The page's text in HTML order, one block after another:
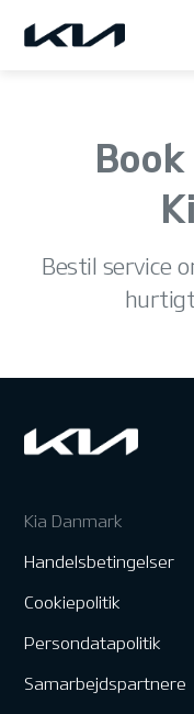
Bestil service
Kia Danmark
Handelsbetingelser
Cookiepolitik
Persondatapolitik
Samarbejdspartnere